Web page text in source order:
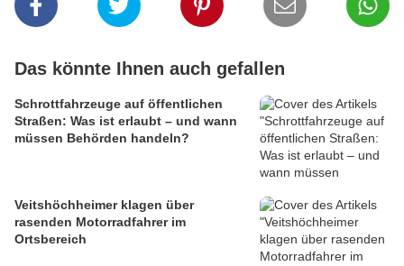
Das könnte Ihnen auch gefallen
Schrottfahrzeuge auf öffentlichen
Straßen: Was ist erlaubt – und wann
müssen Behörden handeln?
Veitshöchheimer klagen über
rasenden Motorradfahrer im
Ortsbereich